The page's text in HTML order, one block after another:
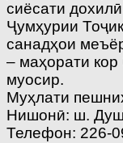
сиёсати
Ҷумҳурии
санадҳои
– маҳорати кор
муосир.
Муҳлати
Нишонӣ: ш.
Телефон: 226-